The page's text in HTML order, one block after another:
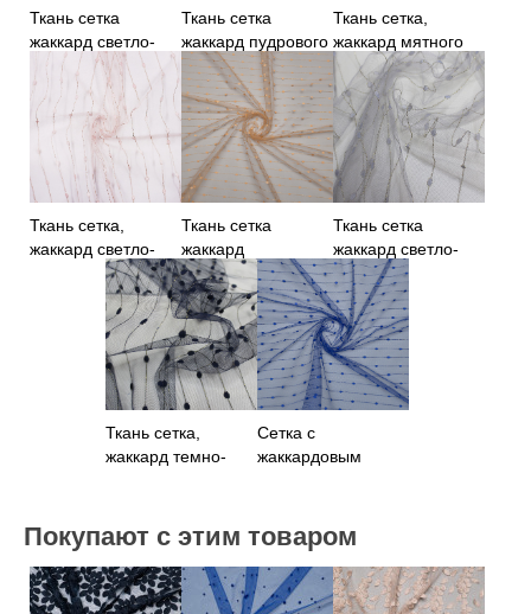
Ткань сетка
жаккард светло-
желтая
Ткань сетка
жаккард пудрового
цвета
Ткань сетка,
жаккард мятного
цвета
Ткань сетка,
жаккард светло-
Ткань сетка
жаккард
абрикосового
цвета
Ткань сетка
жаккард светло-
голубая
Ткань сетка,
жаккард темно-
Сетка с
жаккардовым
Покупают с этим товаром